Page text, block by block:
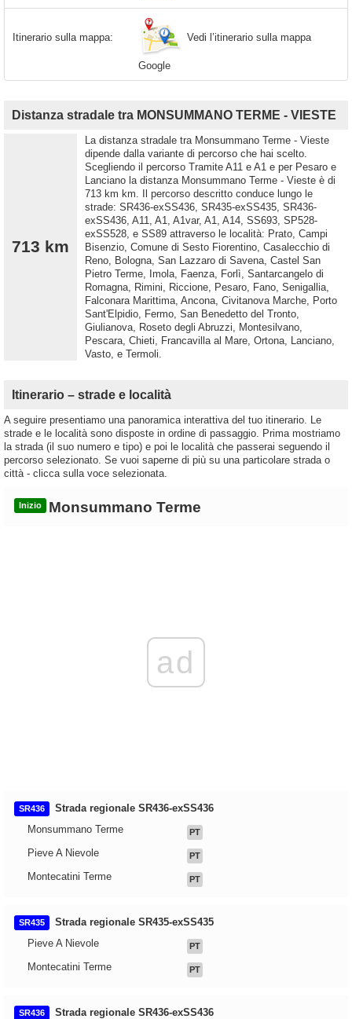
Itinerario sulla mappa: Vedi l’itinerario sulla mappa
Google
Distanza stradale tra MONSUMMANO TERME - VIESTE
713 km
La distanza stradale tra Monsummano Terme - Vieste
dipende dalla variante di percorso che hai scelto.
Scegliendo il percorso Tramite A11 e A1 e per Pesaro e
Lanciano la distanza Monsummano Terme - Vieste è di
713 km km. Il percorso descritto conduce lungo le
strade: SR436-exSS436, SR435-exSS435, SR436-
exSS436, A11, A1, A1var, A1, A14, SS693, SP528-
exSS528, e SS89 attraverso le località: Prato, Campi
Bisenzio, Comune di Sesto Fiorentino, Casalecchio di
Reno, Bologna, San Lazzaro di Savena, Castel San
Pietro Terme, Imola, Faenza, Forlì, Santarcangelo di
Romagna, Rimini, Riccione, Pesaro, Fano, Senigallia,
Falconara Marittima, Ancona, Civitanova Marche, Porto
Sant'Elpidio, Fermo, San Benedetto del Tronto,
Giulianova, Roseto degli Abruzzi, Montesilvano,
Pescara, Chieti, Francavilla al Mare, Ortona, Lanciano,
Vasto, e Termoli.
Itinerario – strade e località
A seguire presentiamo una panoramica interattiva del tuo itinerario. Le
strade e le località sono disposte in ordine di passaggio. Prima mostriamo
la strada (il suo numero e tipo) e poi le località che passerai seguendo il
percorso selezionato. Se vuoi saperne di più su una particolare strada o
città - clicca sulla voce selezionata.
Inizio Monsummano Terme
ad
SR436
Strada regionale SR436-exSS436
Monsummano Terme
PT
Pieve A Nievole PT
Montecatini Terme PT
SR435
Strada regionale SR435-exSS435
Pieve A Nievole
PT
Montecatini Terme PT
SR436 Strada regionale SR436-exSS436